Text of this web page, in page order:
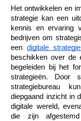
Het ontwikkelen en
strategie kan een
kennis en ervaring
bedrijven om
een digitale
beschikken over de
begeleiden bij het
strategieën. Door
strategiebureau
diepgaand inzicht in
digitale wereld,
die zijn